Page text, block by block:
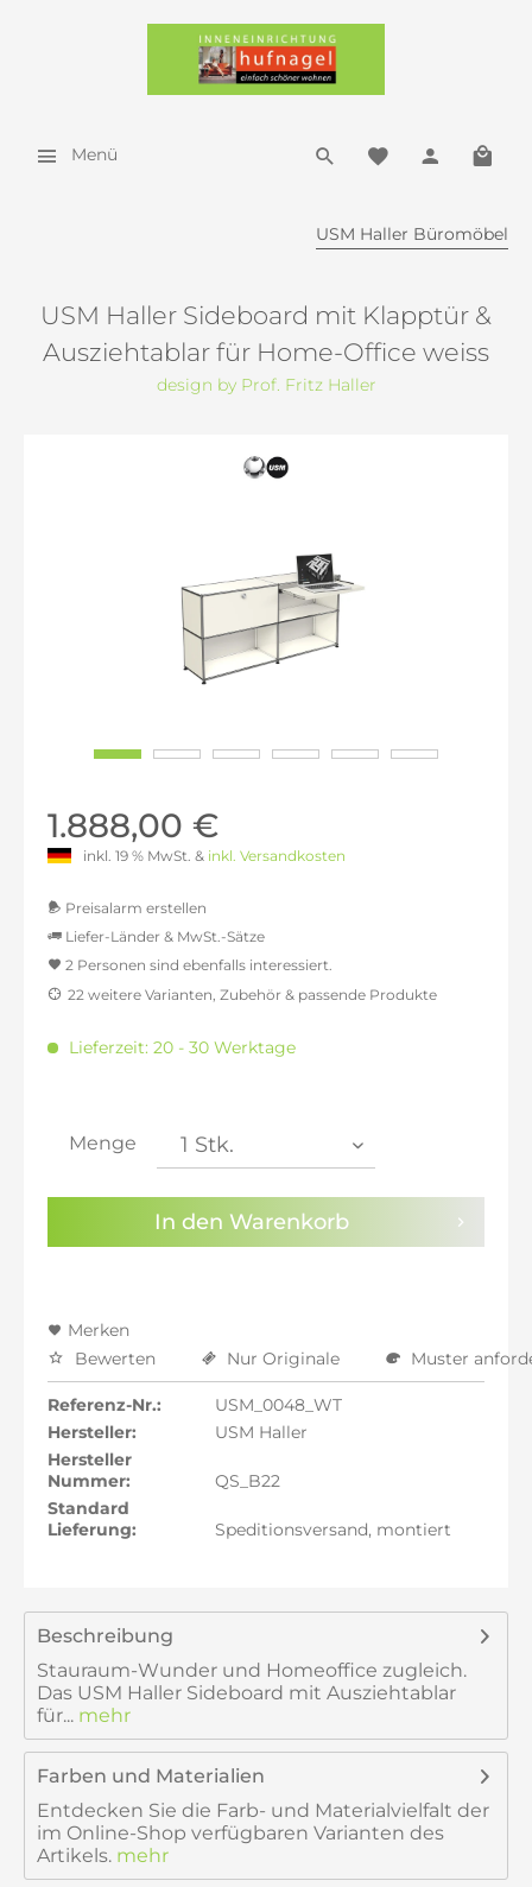
Menü
USM Haller Büromöbel
USM Haller Sideboard mit Klapptür &
Ausziehtablar für Home-Office weiss
design by Prof. Fritz Haller
1.888,00 €
inkl. 19 % MwSt. & inkl. Versandkosten
Preisalarm erstellen
Sie haben dieDatenschutzbestimmungen
Kenntnis genommen.
Liefer-Länder & MwSt.-Sätze
inkl. 16% MwSt.: 1.840,40 €
inkl. 21% MwSt.: 1.919,73 €
2 Personen sind ebenfalls interessiert.
22 weitere Varianten, Zubehör & passende Produkte
Lieferzeit: 20 - 30 Werktage
Menge
In den Warenkorb
Merken
Bewerten
Nur Originale Muster
Referenz-Nr.:
USM_0048_WT
Hersteller:
USM Haller
Hersteller
Nummer:
QS_B22
Standard
Lieferung:
Speditionsversand, montiert
Beschreibung
Stauraum-Wunder und Homeoffice zugleich.
Das USM Haller Sideboard mit Ausziehtablar
für... mehr
Farben und Materialien
Entdecken Sie die Farb- und Materialvielfalt der
im Online-Shop verfügbaren Varianten des
Artikels. mehr